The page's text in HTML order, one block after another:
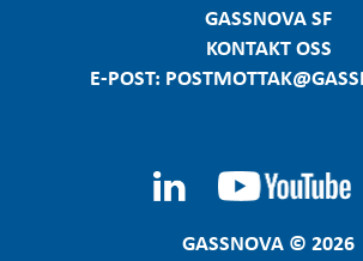
GASSNOVA SF
KONTAKT OSS
E-POST:
GASSNOVA © 2026